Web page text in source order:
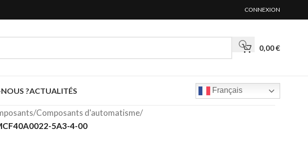
CONNEXION
0,00€
?ACTUALITÉS Français
/Composants d'automatisme/
5A3-4-00